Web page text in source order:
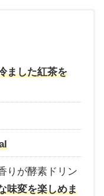
ました紅茶を
りが酵素ドリン
味変を楽しめま